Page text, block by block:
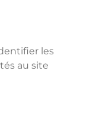
les
au site